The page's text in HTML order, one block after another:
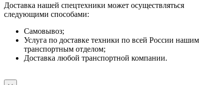
Доставка нашей спецтехники может осуществляться
следующими способами:
Самовывоз;
Услуга по доставке техники по всей России нашим
транспортным отделом;
Доставка любой транспортной компании.